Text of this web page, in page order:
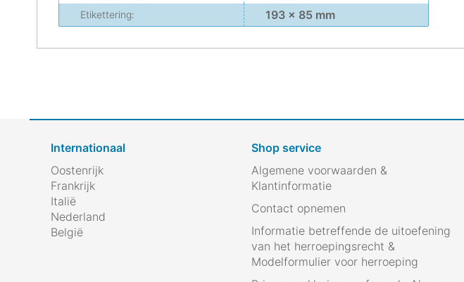
Etikettering: 193 x 85 mm
Internationaal
Oostenrijk
Frankrijk
Italië
Nederland
België
Shop service
Algemene voorwaarden &
Klantinformatie
Contact opnemen
Informatie betreffende de uitoefening
van het herroepingsrecht &
Modelformulier voor herroeping